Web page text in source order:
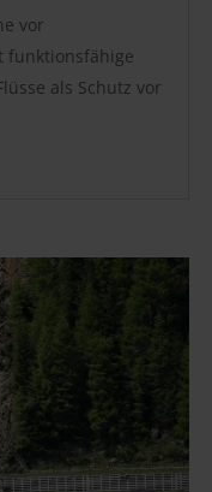
vor
funktionsfähige
als Schutz vor